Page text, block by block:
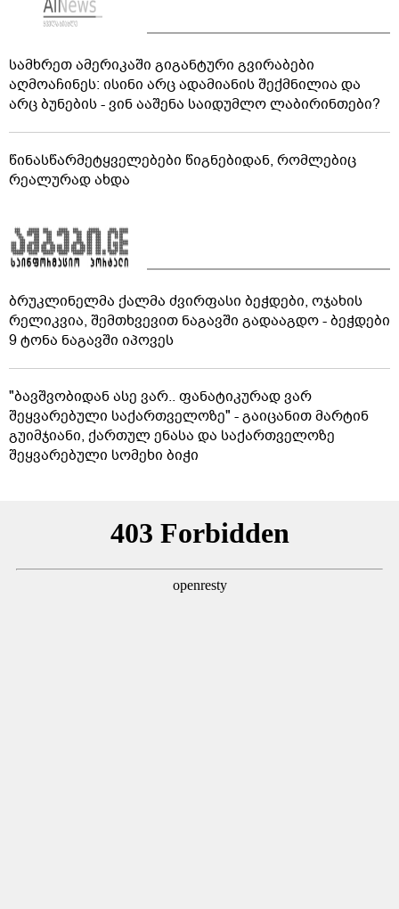
სამხრეთ ამერიკაში გიგანტური გვირაბები
აღმოაჩინეს: ისინი არც ადამიანის შექმნილია და
არც ბუნების - ვინ ააშენა საიდუმლო ლაბირინთები?
წინასწარმეტყველებები წიგნებიდან, რომლებიც
რეალურად ახდა
ბრუკლინელმა ქალმა ძვირფასი ბეჭდები, ოჯახის
რელიკვია, შემთხვევით ნაგავში გადააგდო - ბეჭდები
9 ტონა ნაგავში იპოვეს
"ბავშვობიდან ასე ვარ.. ფანატიკურად ვარ
შეყვარებული საქართველოზე" - გაიცანით მარტინ
გუიმჯიანი, ქართულ ენასა და საქართველოზე
შეყვარებული სომეხი ბიჭი